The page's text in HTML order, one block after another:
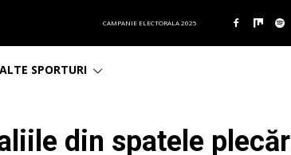
CAMPANIE ELECTORALA 2025
ALTE SPORTURI
din spatele